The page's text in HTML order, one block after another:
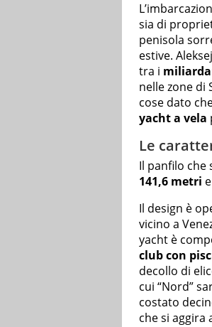
sia di
penisola
estive.
tra i
nelle zone di
cose dato
yacht a vela
Le
Il panfilo che
141,6 metri
Il design è
vicino a
yacht è
club con
decollo di
cui “Nord”
costato
che si aggira